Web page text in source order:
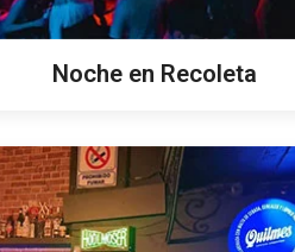
Noche en Recoleta